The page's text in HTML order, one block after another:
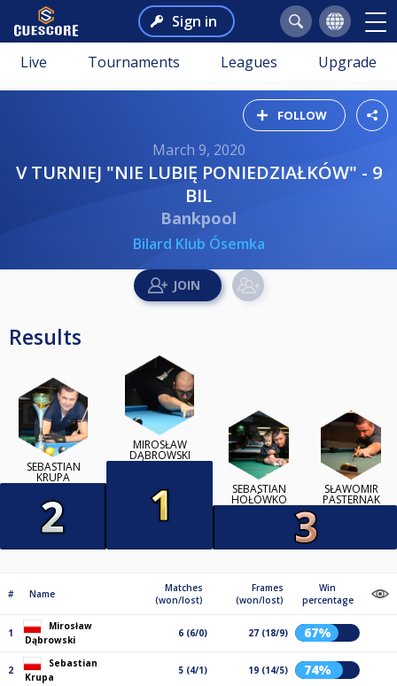
Sign in
Live Tournaments Leagues Upgrade
FOLLOW
March 9, 2020
V TURNIEJ "NIE LUBIĘ PONIEDZIAŁKÓW" - 9
BIL
Bankpool
Bilard Klub Ósemka
Results
SEBASTIAN
KRUPA
MIROSŁAW
DĄBROWSKI
SEBASTIAN
HOŁÓWKO
SŁAWOMIR
PASTERNAK
# Name
Matches
(won/lost)
Frames
(won/lost)
Win
percentage
1
Mirosław
Dąbrowski
6 (6/0) 27 (18/9) 67%
2
Sebastian
Krupa
5 (4/1) 19 (14/5) 74%